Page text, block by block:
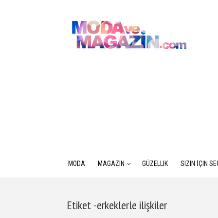
MODA MAGAZIN GÜZELLIK SIZIN İÇIN
Etiket -erkeklerle ilişkiler